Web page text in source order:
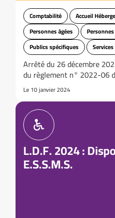
Comptabilité Accueil
Personnes âgées
Publics spécifiques
Arrêté du 26 décembre
du règlement n° 2022-06
Le 10 janvier 2024
L.D.F. 2024 :
E.S.S.M.S.